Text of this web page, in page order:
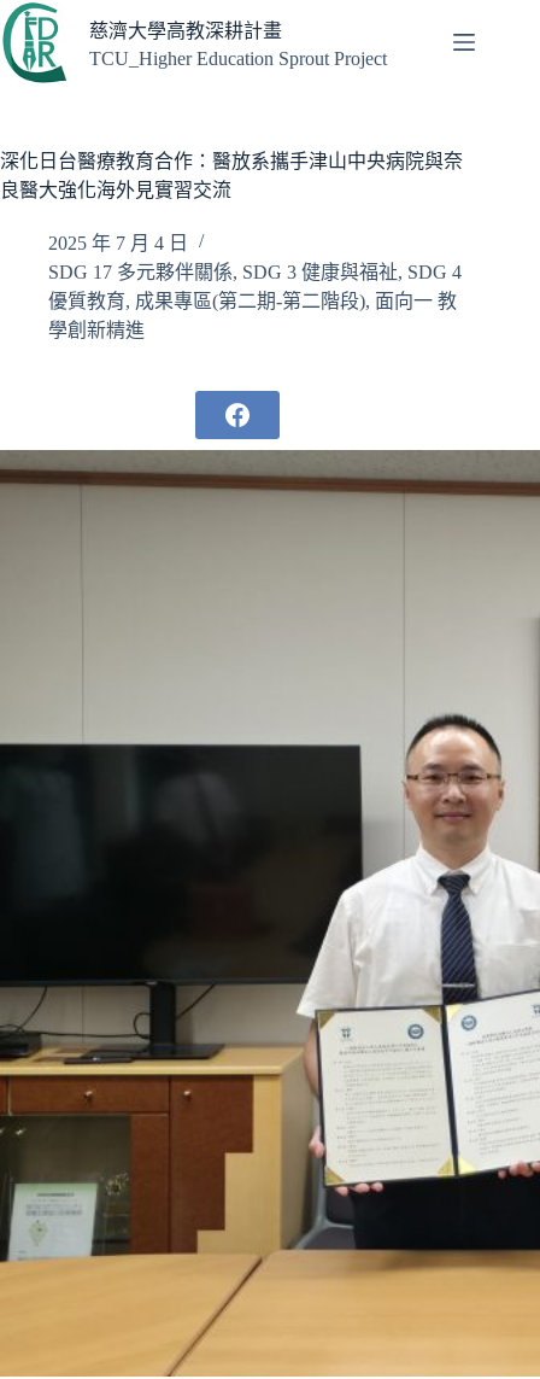
跳
至
主
容
慈濟大學高教深耕計畫
TCU_Higher Education Sprout Project
深化日台醫療教育合作：醫放系攜手津山中央病院與奈
良醫大強化海外見實習交流
2025 年 7 月 4 日
SDG 17 多元夥伴關係, SDG 3 健康與福祉, SDG 4
優質教育, 成果專區(第二期-第二階段), 面向一 教
學創新精進